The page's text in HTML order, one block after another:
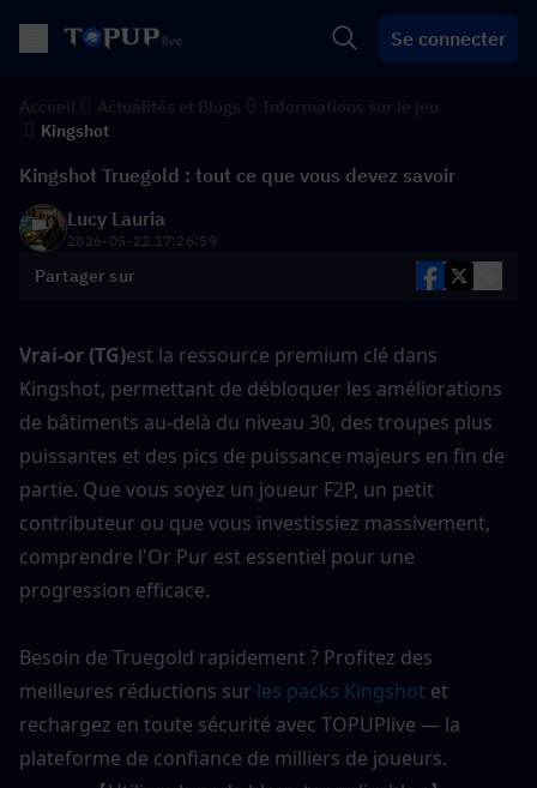
Se connecter
Kingshot
Kingshot Truegold : tout ce que vous devez savoir
Lucy Lauria
2026-05-22 17:26:59
Partager sur
Vrai-or (TG)est la ressource premium clé dans
Kingshot, permettant de débloquer les améliorations
de bâtiments au-delà du niveau 30, des troupes plus
puissantes et des pics de puissance majeurs en fin de
partie. Que vous soyez un joueur F2P, un petit
contributeur ou que vous investissiez massivement,
comprendre l'Or Pur est essentiel pour une
progression efficace.
Besoin de Truegold rapidement ? Profitez des
meilleures réductions sur les packs Kingshot et
rechargez en toute sécurité avec TOPUPlive — la
plateforme de confiance de milliers de joueurs.